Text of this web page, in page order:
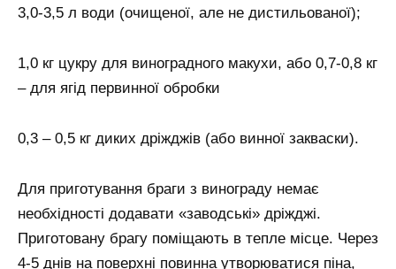
3,0-3,5 л води (очищеної, але не дистильованої);
1,0 кг цукру для виноградного макухи, або 0,7-0,8 кг
– для ягід первинної обробки
0,3 – 0,5 кг диких дріжджів (або винної закваски).
Для приготування браги з винограду немає
необхідності додавати «заводські» дріжджі.
Приготовану брагу поміщають в тепле місце. Через
4-5 днів на поверхні повинна утворюватися піна,